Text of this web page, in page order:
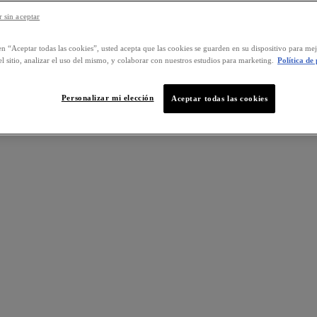
“Aceptar todas las cookies”, usted acepta que las cookies se guarden en su dispositivo para
sitio, analizar el uso del mismo, y colaborar con nuestros estudios para marketing.
Política de
Aceptar todas las cookies
Personalizar mi elección
sin aceptar